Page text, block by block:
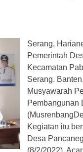
Serang,
Pemerintah
Kecamatan
Serang.
Musyawarah
Pembangunan
Kegiatan itu
Desa
(8/2/2022).